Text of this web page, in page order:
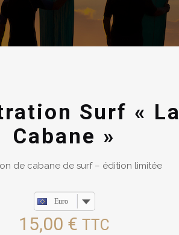
Surf « La
Cabane »
de cabane de surf – édition limitée
Euro
15,00 € TTC